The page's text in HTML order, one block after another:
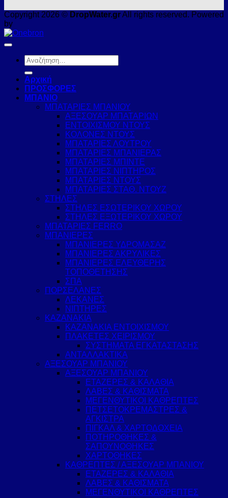
Copyright 2026 © DropWater.grAll rights reserved. Powered
by
Αναζήτηση
για:
Αρχική
ΠΡΟΣΦΟΡΕΣ
ΜΠΑΝΙΟ
ΜΠΑΤΑΡΙΕΣ ΜΠΑΝΙΟΥ
ΑΞΕΣΟΥΑΡ ΜΠΑΤΑΡΙΩΝ
ΕΝΤΟΙΧΙΣΜΟΥ ΝΤΟΥΣ
ΚΟΛΟΝΕΣ ΝΤΟΥΣ
ΜΠΑΤΑΡΙΕΣ ΛΟΥΤΡΟΥ
ΜΠΑΤΑΡΙΕΣ ΜΠΑΝΙΕΡΑΣ
ΜΠΑΤΑΡΙΕΣ ΜΠΙΝΤΕ
ΜΠΑΤΑΡΙΕΣ ΝΙΠΤΗΡΟΣ
ΜΠΑΤΑΡΙΕΣ ΝΤΟΥΣ
ΜΠΑΤΑΡΙΕΣ ΣΤΑΘ. ΝΤΟΥΖ
ΣΤΗΛΕΣ
ΣΤΗΛΕΣ ΕΣΩΤΕΡΙΚΟΥ ΧΩΡΟΥ
ΣΤΗΛΕΣ ΕΞΩΤΕΡΙΚΟΥ ΧΩΡΟΥ
ΜΠΑΤΑΡΙΕΣ FERRO
ΜΠΑΝΙΕΡΕΣ
ΜΠΑΝΙΕΡΕΣ ΥΔΡΟΜΑΣΑΖ
ΜΠΑΝΙΕΡΕΣ ΑΚΡΥΛΙΚΕΣ
ΜΠΑΝΙΕΡΕΣ ΕΛΕΥΘΕΡΗΣ
ΤΟΠΟΘΕΤΗΣΗΣ
ΣΠΑ
ΠΟΡΣΕΛΑΝΕΣ
ΛΕΚΑΝΕΣ
ΝΙΠΤΗΡΕΣ
ΚΑΖΑΝΑΚΙΑ
ΚΑΖΑΝΑΚΙΑ ΕΝΤΟΙΧΙΣΜΟΥ
ΠΛΑΚΕΤΕΣ ΧΕΙΡΙΣΜΟΥ
ΣΥΣΤΗΜΑΤΑ ΕΓΚΑΤΑΣΤΑΣΗΣ
ΑΝΤΑΛΛΑΚΤΙΚΑ
ΑΞΕΣΟΥΑΡ ΜΠΑΝΙΟΥ
ΑΞΕΣΟΥΑΡ ΜΠΑΝΙΟΥ
ΕΤΑΖΕΡΕΣ & ΚΑΛΑΘΙΑ
ΛΑΒΕΣ & ΚΑΘΙΣΜΑΤΑ
ΜΕΓΕΝΘΥΤΙΚΟΙ ΚΑΘΡΕΠΤΕΣ
ΠΕΤΣΕΤΟΚΡΕΜΑΣΤΡΕΣ &
ΑΓΚΙΣΤΡΑ
ΠΙΓΚΑΛ & ΧΑΡΤΟΔΟΧΕΙΑ
ΠΟΤΗΡΟΘΗΚΕΣ &
ΣΑΠΟΥΝΟΘΗΚΕΣ
ΧΑΡΤΟΘΗΚΕΣ
ΚΑΘΡΕΠΤΕΣ / ΑΞΕΣΟΥΑΡ ΜΠΑΝΙΟΥ
ΕΤΑΖΕΡΕΣ & ΚΑΛΑΘΙΑ
ΛΑΒΕΣ & ΚΑΘΙΣΜΑΤΑ
ΜΕΓΕΝΘΥΤΙΚΟΙ ΚΑΘΡΕΠΤΕΣ